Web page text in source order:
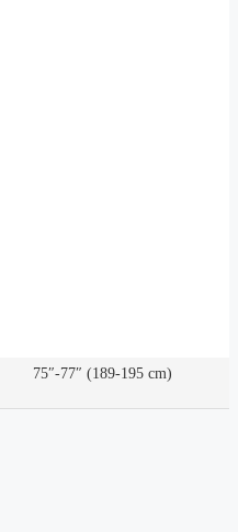
75″-77″ (189-195 cm)